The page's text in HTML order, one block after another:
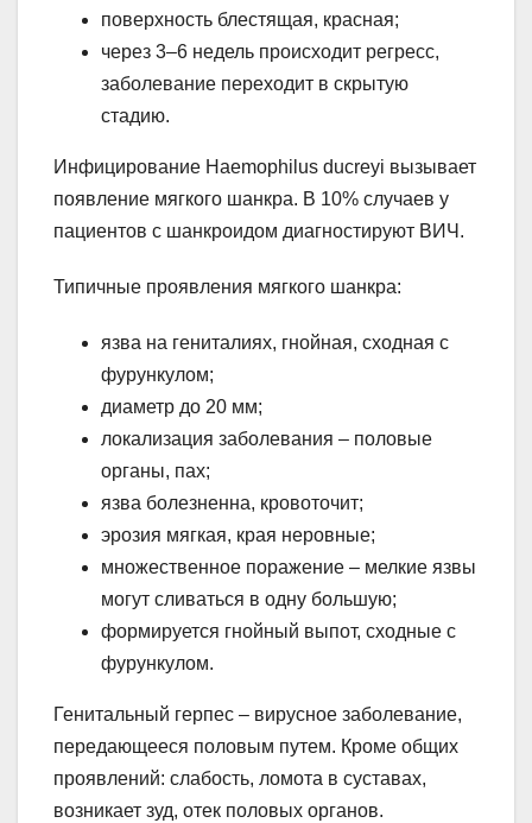
поверхность блестящая, красная;
через 3–6 недель происходит регресс,
заболевание переходит в скрытую
стадию.
Инфицирование Haemophilus ducreyi вызывает
появление мягкого шанкра. В 10% случаев у
пациентов с шанкроидом диагностируют ВИЧ.
Типичные проявления мягкого шанкра:
язва на гениталиях, гнойная, сходная с
фурункулом;
диаметр до 20 мм;
локализация заболевания – половые
органы, пах;
язва болезненна, кровоточит;
эрозия мягкая, края неровные;
множественное поражение – мелкие язвы
могут сливаться в одну большую;
формируется гнойный выпот, сходные с
фурункулом.
Генитальный герпес – вирусное заболевание,
передающееся половым путем. Кроме общих
проявлений: слабость, ломота в суставах,
возникает зуд, отек половых органов.